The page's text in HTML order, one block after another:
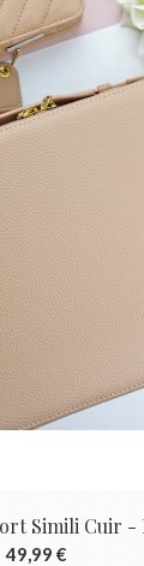
Simili Cuir -
49,99 €